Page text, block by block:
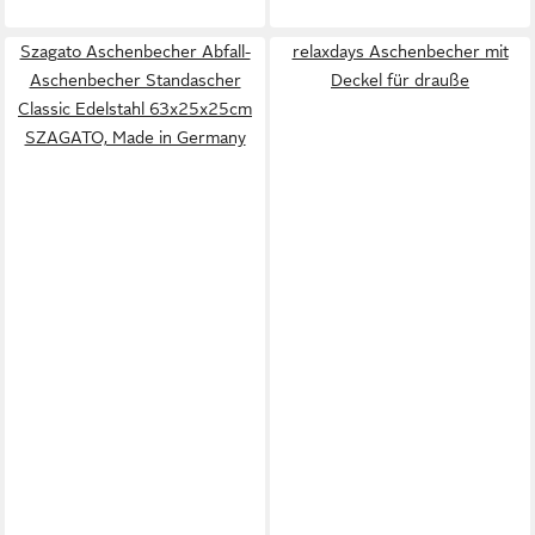
Szagato Aschenbecher Abfall-
Aschenbecher Standascher
Classic Edelstahl 63x25x25cm
SZAGATO, Made in Germany
relaxdays Aschenbecher mit
Deckel für drauße